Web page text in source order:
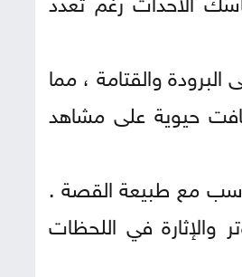
والقتامة ، مما
حيوية على مشاهد
مع طبيعة القصة .
في اللحظات